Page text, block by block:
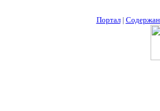
Портал|